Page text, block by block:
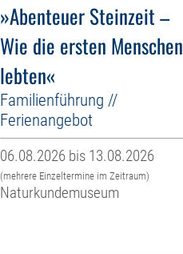
»Abenteuer Steinzeit –
Wie die ersten Menschen
lebten«
Familienführung //
Ferienangebot
06.08.2026 bis 13.08.2026
(mehrere Einzeltermine im Zeitraum)
Naturkundemuseum